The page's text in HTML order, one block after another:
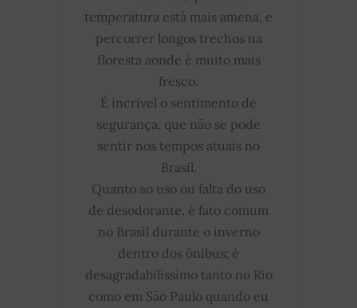
temperatura está mais amena, e
percorrer longos trechos na
floresta aonde é muito mais
fresco.
É incrível o sentimento de
segurança, que não se pode
sentir nos tempos atuais no
Brasil.
Quanto ao uso ou falta do uso
de desodorante, é fato comum
no Brasil durante o inverno
dentro dos ônibus; é
desagradabilíssimo tanto no Rio
como em São Paulo quando eu